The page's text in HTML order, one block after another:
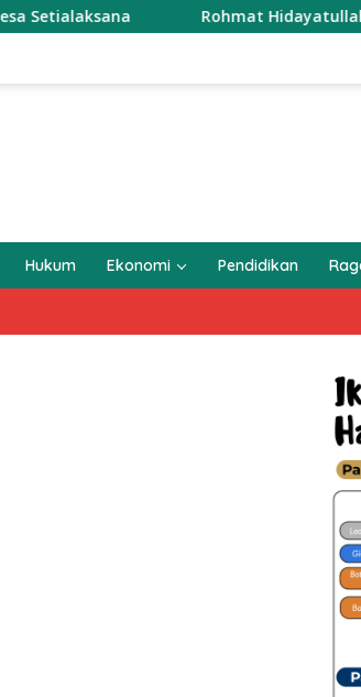
Rohmat Hidayatullah Siap Mengabdi
Hukum Ekonomi Pendidikan